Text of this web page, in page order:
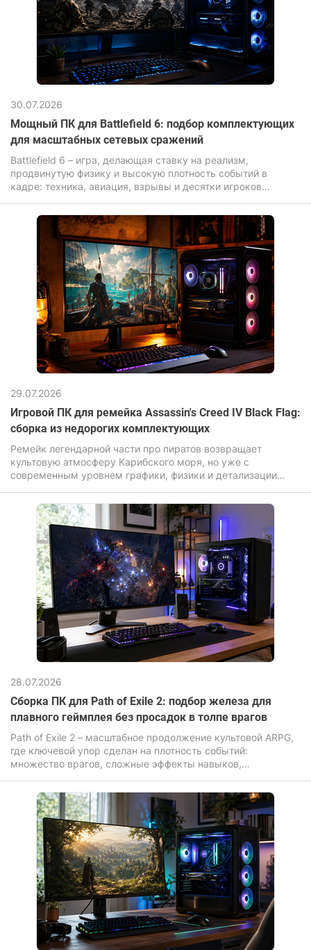
30.07.2026
Мощный ПК для Battlefield 6: подбор комплектующих
для масштабных сетевых сражений
Battlefield 6 – игра, делающая ставку на реализм,
продвинутую физику и высокую плотность событий в
кадре: техника, авиация, взрывы и десятки игроков
сильнее, чем большинство современных новинок.
29.07.2026
Игровой ПК для ремейка Assassin's Creed IV Black Flag:
сборка из недорогих комплектующих
Ремейк легендарной части про пиратов возвращает
культовую атмосферу Карибского моря, но уже с
современным уровнем графики, физики и детализации
свободу, то обновленная версия Assassin's Creed Black Flag
Resynced усиливает визуальную составляющую:
переработанные текстуры, улучшенное освещение,
реалистичная вода и более «живой» открытый мир. Игра
перенесена на продвинутый движок Anvil с поддержкой
иллюминирования и трассировки лучей.
28.07.2026
Сборка ПК для Path of Exile 2: подбор железа для
плавного геймплея без просадок в толпе врагов
Path of Exile 2 – масштабное продолжение культовой ARPG,
где ключевой упор сделан на плотность событий:
множество врагов, сложные эффекты навыков,